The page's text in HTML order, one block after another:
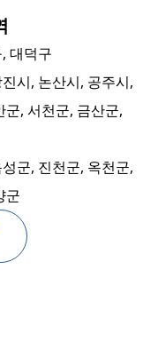
대덕구
시, 논산시, 공주시,
, 서천군, 금산군,
군, 진천군, 옥천군,
군